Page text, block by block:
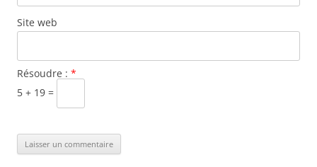
Site web
Résoudre : *
5 + 19 =